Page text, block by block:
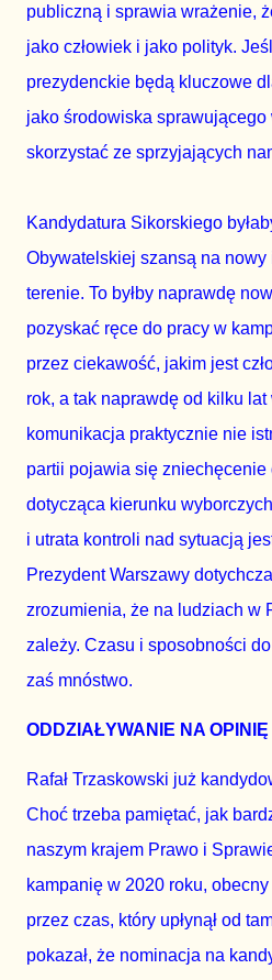
publiczną i sprawia wrażenie,
jako człowiek i jako polityk.
prezydenckie będą kluczowe
jako środowiska sprawującego
skorzystać ze sprzyjających
Kandydatura Sikorskiego
Obywatelskiej szansą na
terenie. To byłby naprawdę
pozyskać ręce do pracy w
przez ciekawość, jakim jest
rok, a tak naprawdę od kilku lat
komunikacja praktycznie nie
partii pojawia się zniechęcenie
dotycząca kierunku
i utrata kontroli nad sytuacją
Prezydent Warszawy
zrozumienia, że na ludziach w
zależy. Czasu i sposobności
zaś mnóstwo.
ODDZIAŁYWANIE NA
Rafał Trzaskowski już
Choć trzeba pamiętać, jak
naszym krajem Prawo i
kampanię w 2020 roku,
przez czas, który upłynął od
pokazał, że nominacja na